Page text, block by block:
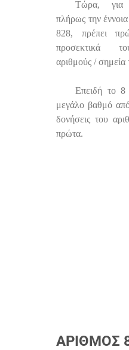
Τώρα, για
πλήρως την
828, πρέπει
προσεκτικά
αριθμούς / σημεία
Επειδή το 8
μεγάλο βαθμό από
δονήσεις του
πρώτα.
ΑΡΙΘΜΌΣ